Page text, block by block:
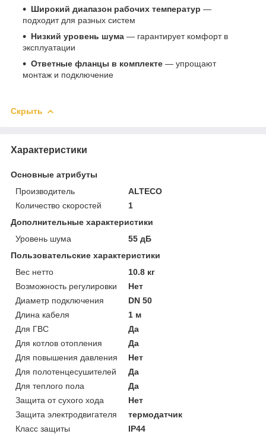
Широкий диапазон рабочих температур —
подходит для разных систем
Низкий уровень шума — гарантирует комфорт в
эксплуатации
Ответные фланцы в комплекте — упрощают
монтаж и подключение
Скрыть
Характеристики
Основные атрибуты
Производитель
ALTECO
Количество скоростей
1
Дополнительные характеристики
Уровень шума
55 дБ
Пользовательские характеристики
Вес нетто
10.8 кг
Возможность регулировки
Нет
Диаметр подключения
DN 50
Длина кабеля
1 м
Для ГВС
Да
Для котлов отопления
Да
Для повышения давления
Нет
Для полотенцесушителей
Да
Для теплого пола
Да
Защита от сухого хода
Нет
Защита электродвигателя
термодатчик
Класс защиты
IP44